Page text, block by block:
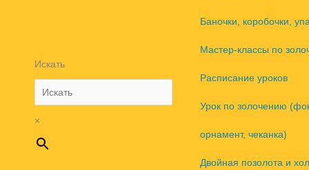
Искать
×
Баночки, коробочки,
Мастер-классы по
Расписание уроков
Урок по золочению
орнамент, чеканка)
Двойная позолота и